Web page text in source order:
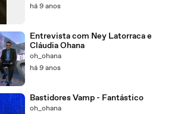
há 9 anos
Entrevista com Ney Latorraca e
Cláudia Ohana
oh_ohana
há 9 anos
Bastidores Vamp - Fantástico
oh_ohana